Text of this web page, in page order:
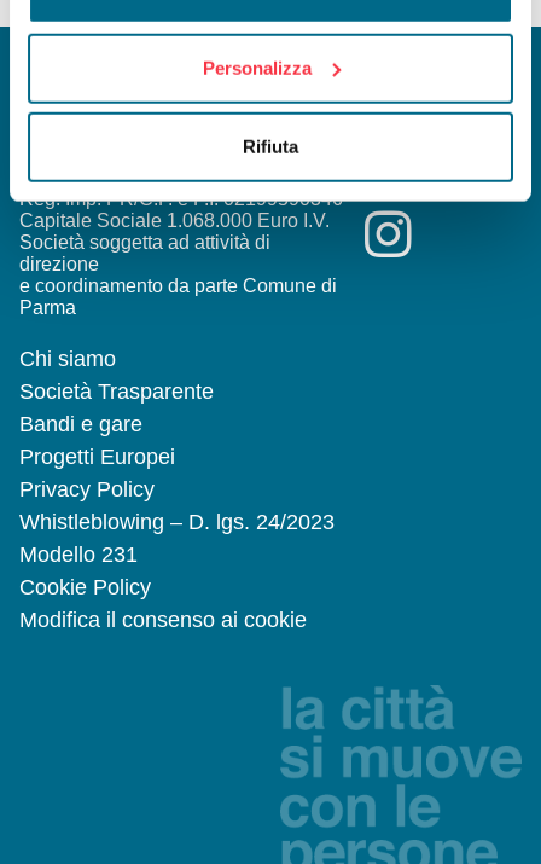
Personalizza
Rifiuta
INFOMOBILITY SPA a Socio Unico
Viale Mentana, 27 - 43121 Parma
Reg. Imp. PR/C.F. e P.I. 02199590346
Capitale Sociale 1.068.000 Euro I.V.
Società soggetta ad attività di
direzione
e coordinamento da parte Comune di
Parma
Chi siamo
Società Trasparente
Bandi e gare
Progetti Europei
Privacy Policy
Whistleblowing – D. lgs. 24/2023
Modello 231
Cookie Policy
Modifica il consenso ai cookie